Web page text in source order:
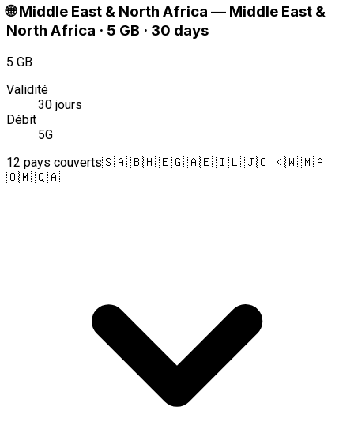
🌐 Middle East & North Africa — Middle East &
North Africa · 5 GB · 30 days
5 GB
Validité
30 jours
Débit
5G
12 pays couverts🇸🇦 🇧🇭 🇪🇬 🇦🇪 🇮🇱 🇯🇴 🇰🇼 🇲🇦
🇴🇲 🇶🇦